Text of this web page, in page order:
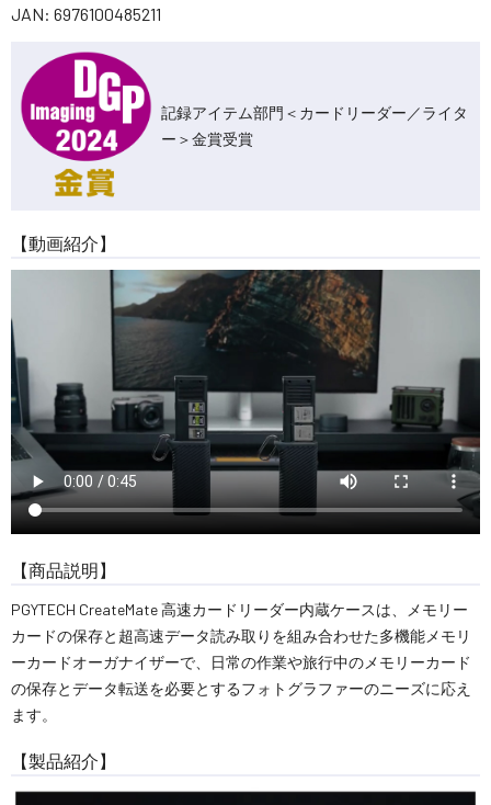
JAN: 6976100485211
記録アイテム部門＜カードリーダー／ライタ
ー＞金賞受賞
【動画紹介】
【商品説明】
PGYTECH CreateMate 高速カードリーダー内蔵ケースは、メモリー
カードの保存と超高速データ読み取りを組み合わせた多機能メモリ
ーカードオーガナイザーで、日常の作業や旅行中のメモリーカード
の保存とデータ転送を必要とするフォトグラファーのニーズに応え
ます。
【製品紹介】